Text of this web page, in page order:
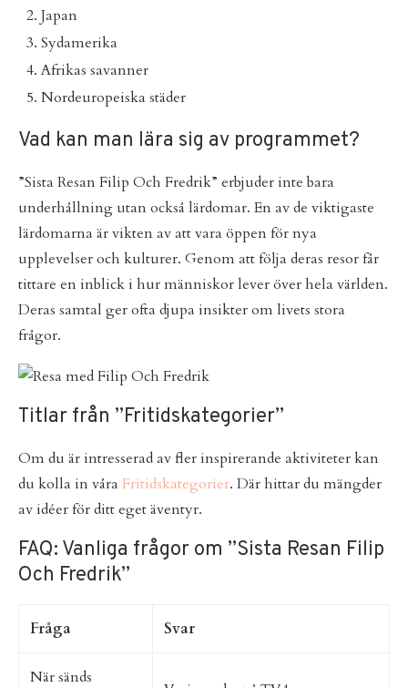
Japan
Sydamerika
Afrikas savanner
Nordeuropeiska städer
Vad kan man lära sig av programmet?
”Sista Resan Filip Och Fredrik” erbjuder inte bara
underhållning utan också lärdomar. En av de viktigaste
lärdomarna är vikten av att vara öppen för nya
upplevelser och kulturer. Genom att följa deras resor får
tittare en inblick i hur människor lever över hela världen.
Deras samtal ger ofta djupa insikter om livets stora
frågor.
Titlar från ”Fritidskategorier”
Om du är intresserad av fler inspirerande aktiviteter kan
du kolla in våra Fritidskategorier. Där hittar du mängder
av idéer för ditt eget äventyr.
FAQ: Vanliga frågor om ”Sista Resan Filip
Och Fredrik”
Fråga Svar
När sänds